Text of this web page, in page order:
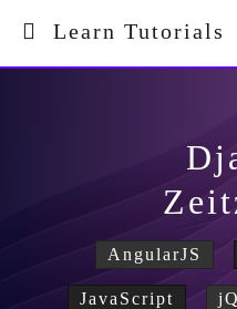
Learn Tutorials
AngularJS
JavaScript